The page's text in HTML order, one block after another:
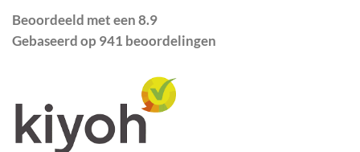
Beoordeeld met een 8.9
Gebaseerd op 941 beoordelingen